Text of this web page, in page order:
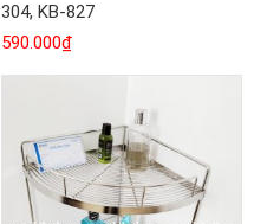
304, KB-827
590.000₫